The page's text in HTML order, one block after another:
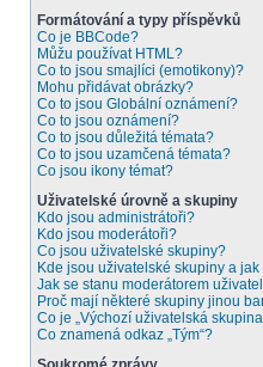
Formátování a typy příspěvků
Co je BBCode?
Můžu používat HTML?
Co to jsou smajlíci (emotikony)?
Mohu přidávat obrázky?
Co to jsou Globální oznámení?
Co to jsou oznámení?
Co to jsou důležitá témata?
Co to jsou uzamčená témata?
Co jsou ikony témat?
Uživatelské úrovně a skupiny
Kdo jsou administrátoři?
Kdo jsou moderátoři?
Co jsou uživatelské skupiny?
Kde jsou uživatelské skupiny a
Jak se stanu moderátorem
Proč mají některé skupiny jinou
Co je „Výchozí uživatelská
Co znamená odkaz „Tým“?